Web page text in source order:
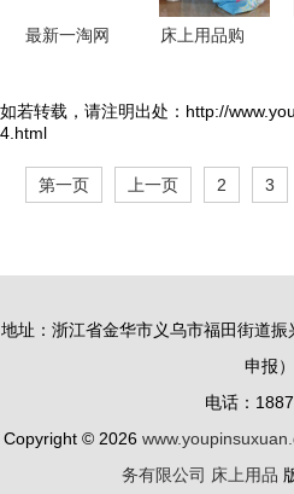
最新一淘网
利优惠全攻
略 箱包类
省钱指南
床上用品购
秘一淘网返
格优势
如若转载，请注明出处：http://
4.html
第一页 上一页 2 3
地址：浙江省金华市义乌市福田街道
申报）
电话：
Copyright © 2026
务有限公司 床上用品